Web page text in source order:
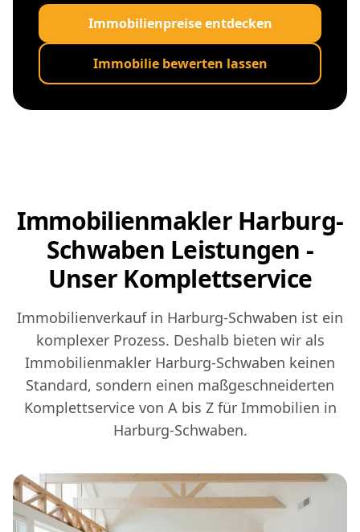
Immobilienpreise entdecken
Immobilie bewerten lassen
Immobilienmakler Harburg-
Schwaben Leistungen -
Unser Komplettservice
Immobilienverkauf in Harburg-Schwaben ist ein
komplexer Prozess. Deshalb bieten wir als
Immobilienmakler Harburg-Schwaben keinen
Standard, sondern einen maßgeschneiderten
Komplettservice von A bis Z für Immobilien in
Harburg-Schwaben.